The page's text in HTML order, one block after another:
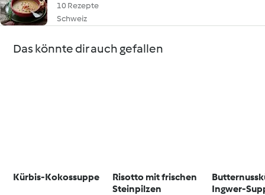
10 Rezepte
Schweiz
Das könnte dir auch gefallen
Kürbis-Kokossuppe
Risotto mit frischen
Steinpilzen
Ingwer-